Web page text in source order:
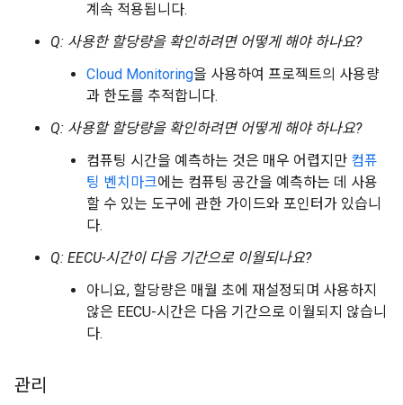
계속 적용됩니다.
Q: 사용한 할당량을 확인하려면 어떻게 해야 하나요?
Cloud Monitoring을 사용하여 프로젝트의 사용량
과 한도를 추적합니다.
Q: 사용할 할당량을 확인하려면 어떻게 해야 하나요?
컴퓨팅 시간을 예측하는 것은 매우 어렵지만 컴퓨
팅 벤치마크에는 컴퓨팅 공간을 예측하는 데 사용
할 수 있는 도구에 관한 가이드와 포인터가 있습니
다.
Q: EECU-시간이 다음 기간으로 이월되나요?
아니요, 할당량은 매월 초에 재설정되며 사용하지
않은 EECU-시간은 다음 기간으로 이월되지 않습니
다.
관리